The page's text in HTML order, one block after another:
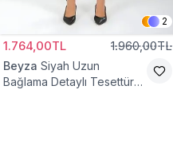
2
1.764,00TL 1.960,00TL
Beyza Siyah Uzun
Bağlama Detaylı Tesettür